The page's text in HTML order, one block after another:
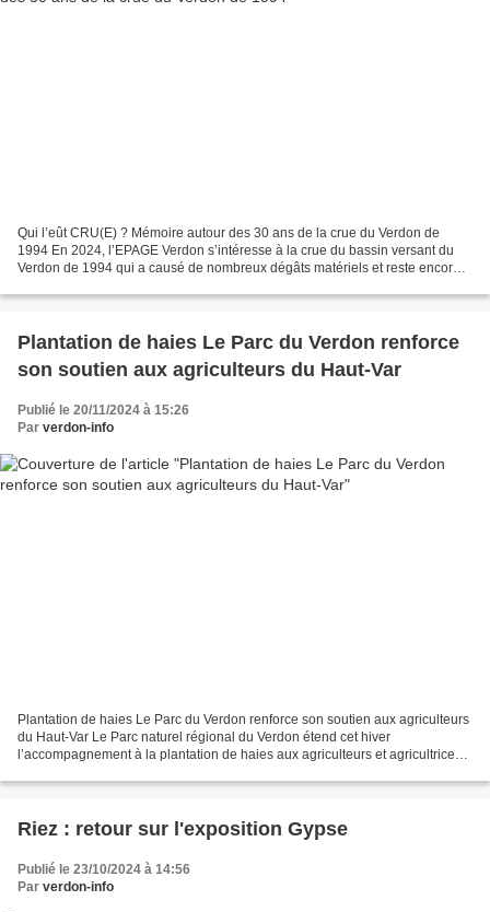
Qui l’eût CRU(E) ? Mémoire autour des 30 ans de la crue du Verdon de
1994 En 2024, l’EPAGE Verdon s’intéresse à la crue du bassin versant du
Verdon de 1994 qui a causé de nombreux dégâts matériels et reste encore
Plantation de haies Le Parc du Verdon renforce
son soutien aux agriculteurs du Haut-Var
Publié le 20/11/2024 à 15:26
Par verdon-info
Plantation de haies Le Parc du Verdon renforce son soutien aux agriculteurs
du Haut-Var Le Parc naturel régional du Verdon étend cet hiver
l’accompagnement à la plantation de haies aux agriculteurs et agricultrices
Riez : retour sur l'exposition Gypse
Publié le 23/10/2024 à 14:56
Par verdon-info